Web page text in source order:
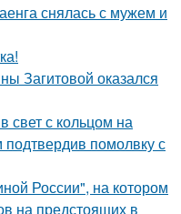
снялась с мужем и
Загитовой оказался
с кольцом на
помолвку с
России", на котором
на предстоящих в